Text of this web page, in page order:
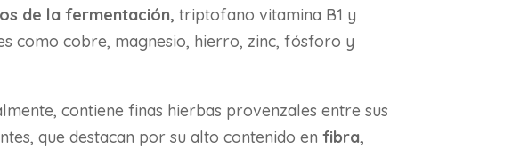
de la fermentación, triptofano vitamina B1 y
como cobre, magnesio, hierro, zinc, fósforo y
contiene finas hierbas provenzales entre sus
que destacan por su alto contenido en fibra,